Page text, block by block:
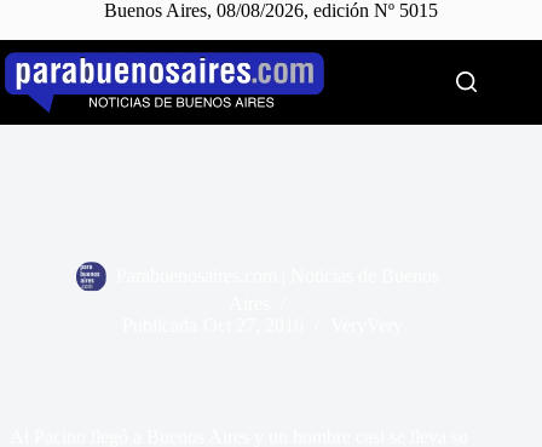
Buenos Aires, 08/08/2026, edición Nº 5015
Saltar
contenido